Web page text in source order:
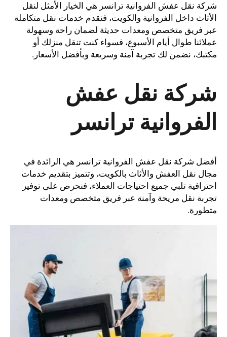
شركة نقل عفش الفروانية ترانسر هي الخيار الأمثل لنقل
الأثاث داخل الفروانية والكويت، فنقدم خدمات نقل متكاملة
عبر فريق متخصص ومعدات حديثة لضمان راحة وسهولة
عملائنا طوال أيام الأسبوع، فسواء كنت تنقل منزلك أو
مكتبك، نضمن لك تجربة آمنة وسريعة وبأفضل الأسعار.
شركة نقل عفش
الفروانية ترانسر
أفضل شركة نقل عفش الفروانية ترانسر هي الرائدة في
مجال نقل العفش والأثاث بالكويت، وتتميز بتقديم خدمات
احترافية تلبي جميع احتياجات العملاء، فنحرص على توفير
تجربة نقل مريحة وآمنة عبر فريق متخصص ومعدات
متطورة.